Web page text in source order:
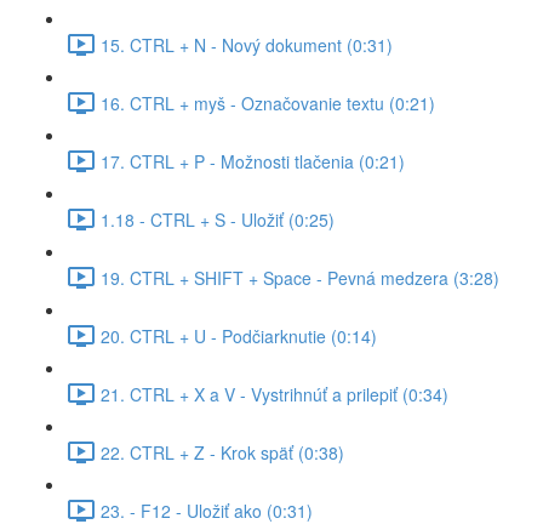
15. CTRL + N - Nový dokument (0:31)
16. CTRL + myš - Označovanie textu (0:21)
17. CTRL + P - Možnosti tlačenia (0:21)
1.18 - CTRL + S - Uložiť (0:25)
19. CTRL + SHIFT + Space - Pevná medzera (3:28)
20. CTRL + U - Podčiarknutie (0:14)
21. CTRL + X a V - Vystrihnúť a prilepiť (0:34)
22. CTRL + Z - Krok späť (0:38)
23. - F12 - Uložiť ako (0:31)